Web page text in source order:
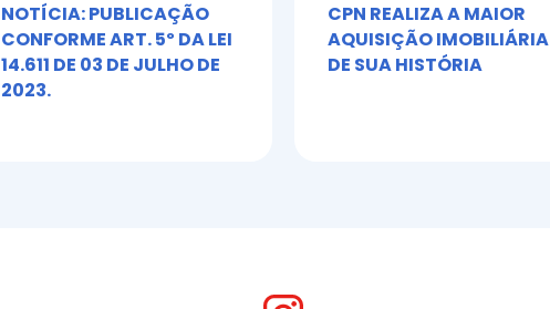
NOTÍCIA: PUBLICAÇÃO
CONFORME ART. 5º DA LEI
14.611 DE 03 DE JULHO DE
2023.
CPN REALIZA A MAIOR
AQUISIÇÃO IMOBILIÁRIA
DE SUA HISTÓRIA